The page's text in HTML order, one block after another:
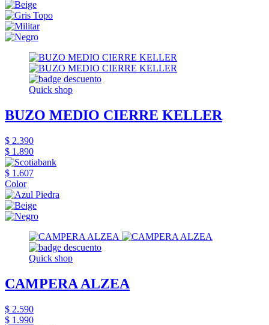
Quick shop
BUZO MEDIO CIERRE KELLER
$ 2.390
$ 1.890
$ 1.607
Color
Quick shop
CAMPERA ALZEA
$ 2.590
$ 1.990